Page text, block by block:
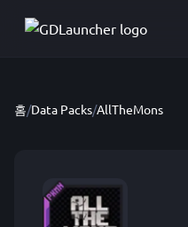
홈/Data Packs/AllTheMons